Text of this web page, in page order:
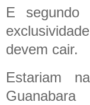
E segundo
devem cair.
Estariam